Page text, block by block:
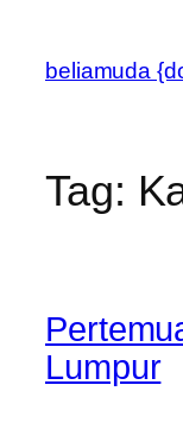
content
beliamuda
Tag:
Lumpur